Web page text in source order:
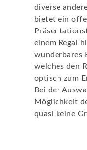
diverse
bietet ein
einem Regal
wunderbares
welches den
optisch zum
Bei der
Möglichkeit
quasi keine